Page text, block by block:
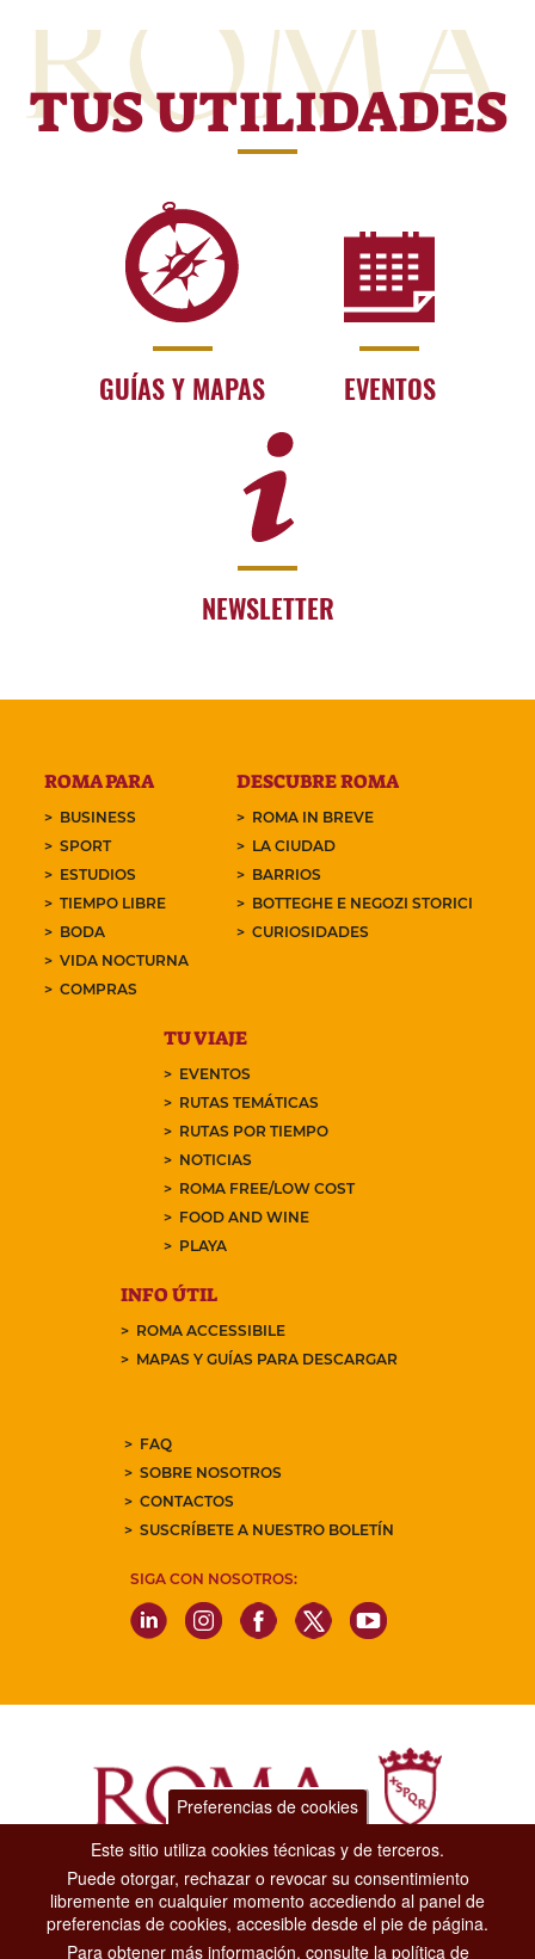
TUS UTILIDADES
GUÍAS Y MAPAS EVENTOS
NEWSLETTER
ROMA PARA
BUSINESS
SPORT
ESTUDIOS
TIEMPO LIBRE
BODA
VIDA NOCTURNA
COMPRAS
DESCUBRE ROMA
ROMA IN BREVE
LA CIUDAD
BARRIOS
BOTTEGHE E NEGOZI STORICI
CURIOSIDADES
TU VIAJE
EVENTOS
RUTAS TEMÁTICAS
RUTAS POR TIEMPO
NOTICIAS
ROMA FREE/LOW COST
FOOD AND WINE
PLAYA
INFO ÚTIL
ROMA ACCESSIBILE
MAPAS Y GUÍAS PARA DESCARGAR
FAQ
SOBRE NOSOTROS
CONTACTOS
SUSCRÍBETE A NUESTRO BOLETÍN
SIGA CON NOSOTROS:
Dipartimento Grandi Eventi, Sport, Turismo e Moda.
Via di San Basilio, 51
00187 Roma
Preferencias de cookies
Este sitio utiliza cookies técnicas y de terceros.
Puede otorgar, rechazar o revocar su consentimiento
libremente en cualquier momento accediendo al panel de
preferencias de cookies, accesible desde el pie de página.
Para obtener más información, consulte la política de